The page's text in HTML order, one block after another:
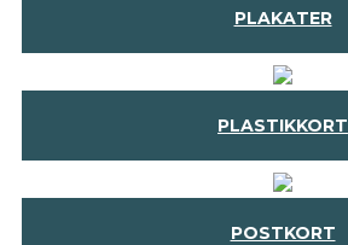
PLAKATER
PLASTIKKORT
POSTKORT